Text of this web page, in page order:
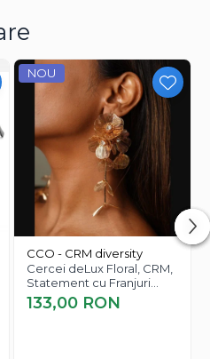
NOU
CCO - CRM diversity
Cercei deLux Floral, CRM,
Statement cu Franjuri
Elegante pentru Femei,
Auriu
133,00 RON